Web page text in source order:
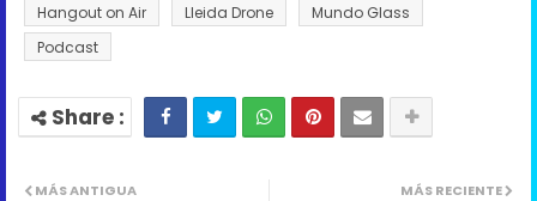
Hangout on Air
Lleida Drone
Mundo Glass
Podcast
MÁS RECIENTE
MÁS ANTIGUA